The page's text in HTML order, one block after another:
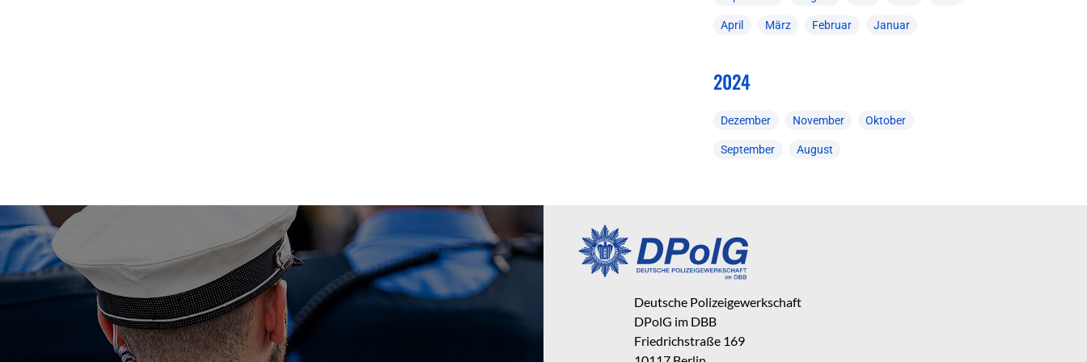
April März Februar Januar
2024
Dezember November Oktober
September August
Deutsche Polizeigewerkschaft
DPolG im DBB
Friedrichstraße 169